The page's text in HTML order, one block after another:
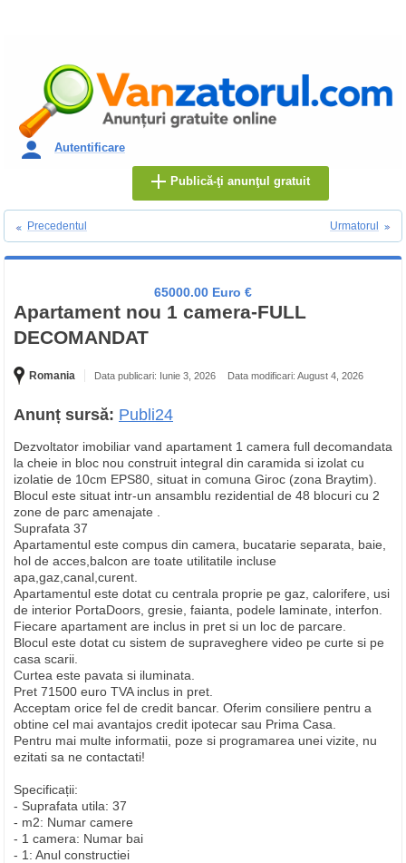
Autentificare
Publică-ţi anunţul gratuit
Precedentul Urmatorul
65000.00 Euro €
Apartament nou 1 camera-FULL
DECOMANDAT
Romania Data publicari: Iunie 3, 2026 Data modificari: August 4, 2026
Anunț sursă: Publi24
Dezvoltator imobiliar vand apartament 1 camera full decomandata
la cheie in bloc nou construit integral din caramida si izolat cu
izolatie de 10cm EPS80, situat in comuna Giroc (zona Braytim).
Blocul este situat intr-un ansamblu rezidential de 48 blocuri cu 2
zone de parc amenajate .
Suprafata 37
Apartamentul este compus din camera, bucatarie separata, baie,
hol de acces,balcon are toate utilitatile incluse
apa,gaz,canal,curent.
Apartamentul este dotat cu centrala proprie pe gaz, calorifere, usi
de interior PortaDoors, gresie, faianta, podele laminate, interfon.
Fiecare apartament are inclus in pret si un loc de parcare.
Blocul este dotat cu sistem de supraveghere video pe curte si pe
casa scarii.
Curtea este pavata si iluminata.
Pret 71500 euro TVA inclus in pret.
Acceptam orice fel de credit bancar. Oferim consiliere pentru a
obtine cel mai avantajos credit ipotecar sau Prima Casa.
Pentru mai multe informatii, poze si programarea unei vizite, nu
ezitati sa ne contactati!
Specificații:
- Suprafata utila: 37
- m2: Numar camere
- 1 camera: Numar bai
- 1: Anul constructiei